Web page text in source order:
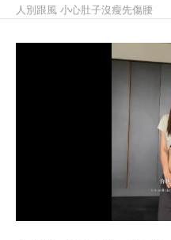
人別跟風 小心肚子沒瘦先傷腰